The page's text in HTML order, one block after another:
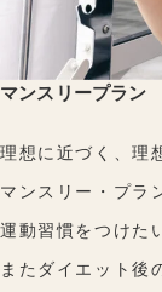
マンスリープラン
理想に近づく、理
マンスリー・プラ
運動習慣をつけた
またダイエット後